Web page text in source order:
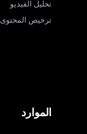
تحليل الفيديو
ترخيص المحتوى
الموارد